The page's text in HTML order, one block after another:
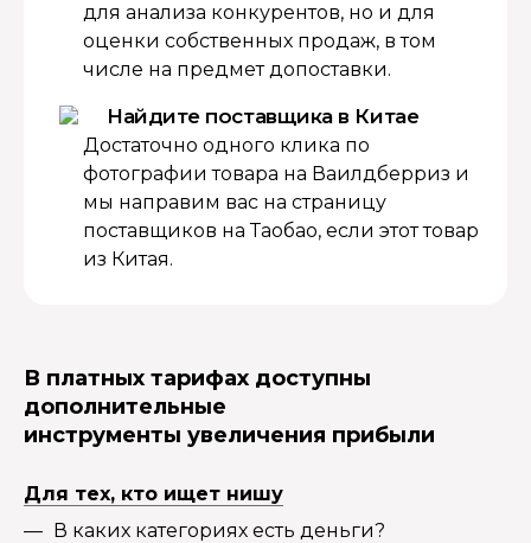
для анализа конкурентов, но и для
оценки собственных продаж, в том
числе на предмет допоставки.
Найдите поставщика в Китае
Достаточно одного клика по
фотографии товара на Ваилдберриз и
мы направим вас на страницу
поставщиков на Таобао, если этот товар
из Китая.
В платных тарифах доступны
дополнительные
инструменты увеличения прибыли
Для тех, кто ищет нишу
В каких категориях есть деньги?